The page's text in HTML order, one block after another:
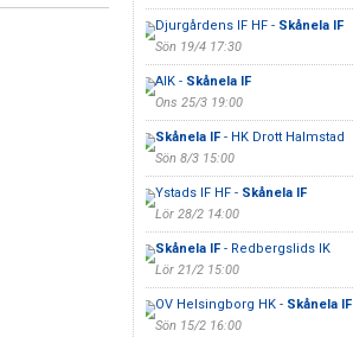
Djurgårdens IF HF - Skånela IF
Sön 19/4 17:30
AIK - Skånela IF
Ons 25/3 19:00
Skånela IF- HK Drott Halmstad
Sön 8/3 15:00
Ystads IF HF - Skånela IF
Lör 28/2 14:00
Skånela IF- Redbergslids IK
Lör 21/2 15:00
OV Helsingborg HK - Skånela IF
Sön 15/2 16:00